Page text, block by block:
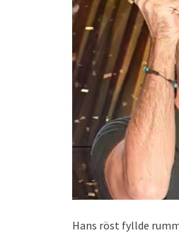
Hans röst fyllde